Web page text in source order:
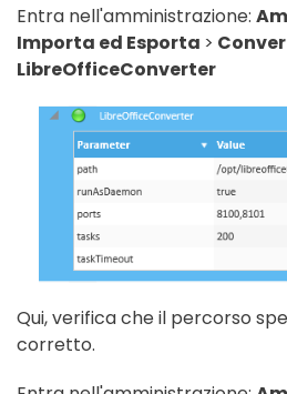
Entra nell'amministrazione:
Importa ed Esporta >
LibreOfficeConverter
Qui, verifica che il percorso
corretto.